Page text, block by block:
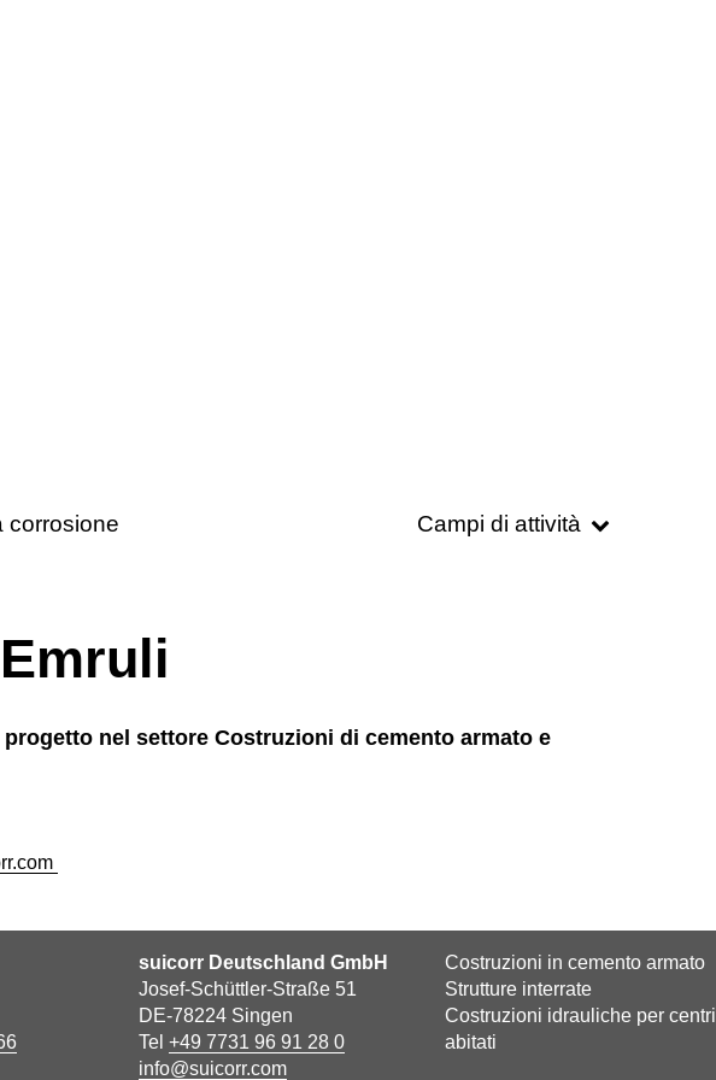
corrosione Campi di attività
nel settore Costruzioni di cemento armato e
suicorr Deutschland GmbH
Josef-Schüttler-Straße 51
DE-78224 Singen
Tel +49 7731 96 91 28 0
info@suicorr.com
Costruzioni in cemento armato
Strutture interrate
Costruzioni idrauliche per centri
abitati